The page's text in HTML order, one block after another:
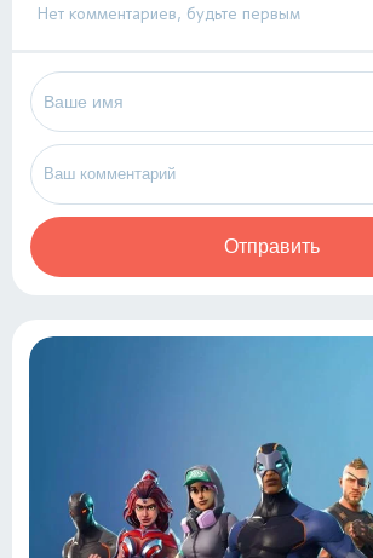
Нет комментариев, будьте первым
Отправить